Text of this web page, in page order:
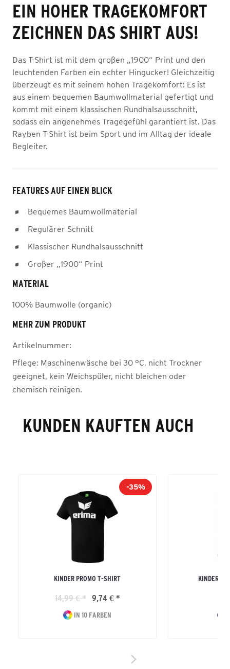
EIN HOHER TRAGEKOMFORT
ZEICHNEN DAS SHIRT AUS!
Das T-Shirt ist mit dem großen „1900“ Print und den
leuchtenden Farben ein echter Hingucker! Gleichzeitig
überzeugt es mit seinem hohen Tragekomfort: Es ist
aus einem bequemen Baumwollmaterial gefertigt und
kommt mit einem klassischen Rundhalsausschnitt,
sodass ein angenehmes Tragegefühl garantiert ist. Das
Rayben T-Shirt ist beim Sport und im Alltag der ideale
Begleiter.
FEATURES AUF EINEN BLICK
Bequemes Baumwollmaterial
Regulärer Schnitt
Klassischer Rundhalsausschnitt
Großer „1900“ Print
MATERIAL
100% Baumwolle (organic)
MEHR ZUM PRODUKT
Artikelnummer:
Pflege: Maschinenwäsche bei 30 °C, nicht Trockner
geeignet, kein Weichspüler, nicht bleichen oder
chemisch reinigen.
KUNDEN KAUFTEN AUCH
-35%
KINDER PROMO T-SHIRT
14,99 € * 9,74 € *
IN 10 FARBEN
KINDER